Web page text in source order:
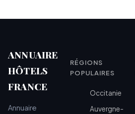
ANNUAIRE
HÔTELS
FRANCE
Annuaire
RÉGIONS
POPULAIRES
Occitanie
Auvergne-